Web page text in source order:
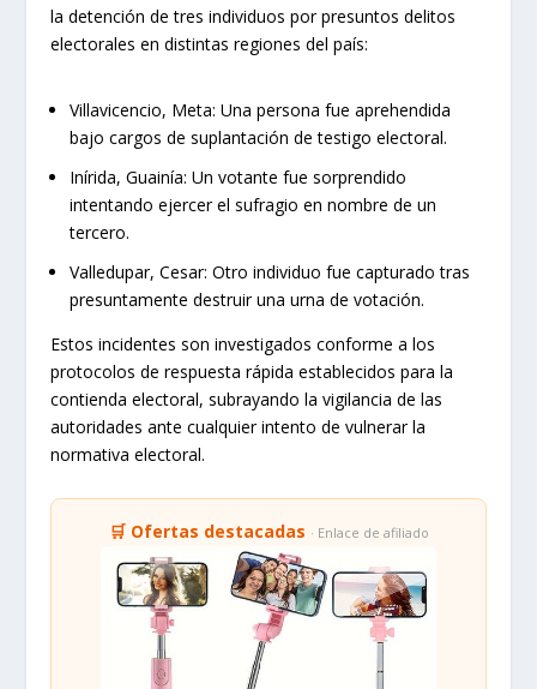
la detención de tres individuos por presuntos delitos
electorales en distintas regiones del país:
Villavicencio, Meta: Una persona fue aprehendida
bajo cargos de suplantación de testigo electoral.
Inírida, Guainía: Un votante fue sorprendido
intentando ejercer el sufragio en nombre de un
tercero.
Valledupar, Cesar: Otro individuo fue capturado tras
presuntamente destruir una urna de votación.
Estos incidentes son investigados conforme a los
protocolos de respuesta rápida establecidos para la
contienda electoral, subrayando la vigilancia de las
autoridades ante cualquier intento de vulnerar la
normativa electoral.
🛒 Ofertas destacadas · Enlace de afiliado
🔥 Lo más vendido en Temu
Toca para ver precios y ofertas →